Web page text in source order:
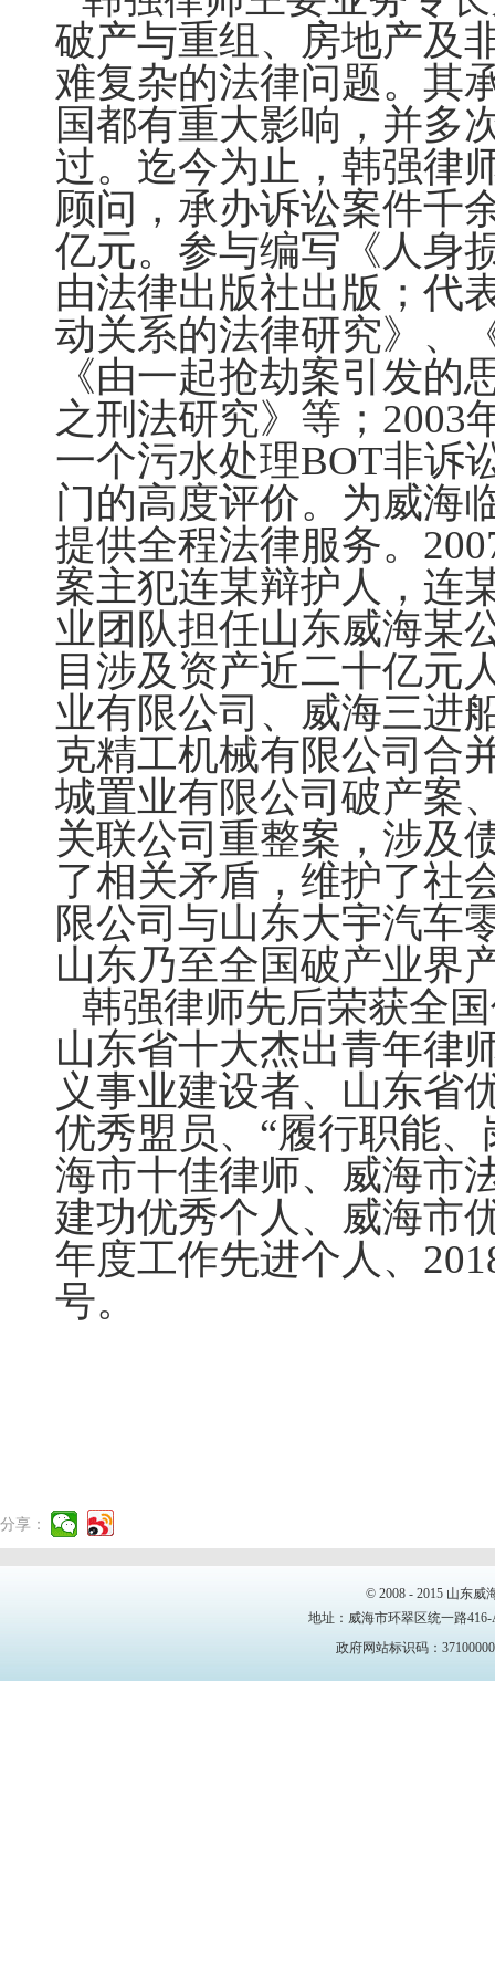
破产与重组、房地产及
难复杂的法律问题。其
国都有重大影响，并多
过。迄今为止，韩强律
顾问，承办诉讼案件千
亿元。参与编写《人身
由法律出版社出版；代
动关系的法律研究》、
《由一起抢劫案引发
之刑法研究》等；2003
一个污水处理BOT非诉
门的高度评价。为威海
提供全程法律服务。
案主犯连某辩护人，连
业团队担任山东威海某
目涉及资产近二十亿元
业有限公司、威海三进
克精工机械有限公司合
城置业有限公司破产案
关联公司重整案，涉及
了相关矛盾，维护了社
限公司与山东大宇汽车
山东乃至全国破产业界
韩强律师先后荣获全
山东省十大杰出青年律
义事业建设者、山东省
优秀盟员、“履行职能
海市十佳律师、威海市
建功优秀个人、威海市
年度工作先进个人、
号。
分享：
© 2008 - 2015 山东
地址：威海市环翠区统一路416-
政府网站标识码：